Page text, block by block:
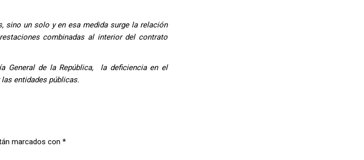
sino un solo y en esa medida surge la relación
combinadas al interior del contrato
General de la República, la deficiencia en el
entidades públicas.
marcados con *